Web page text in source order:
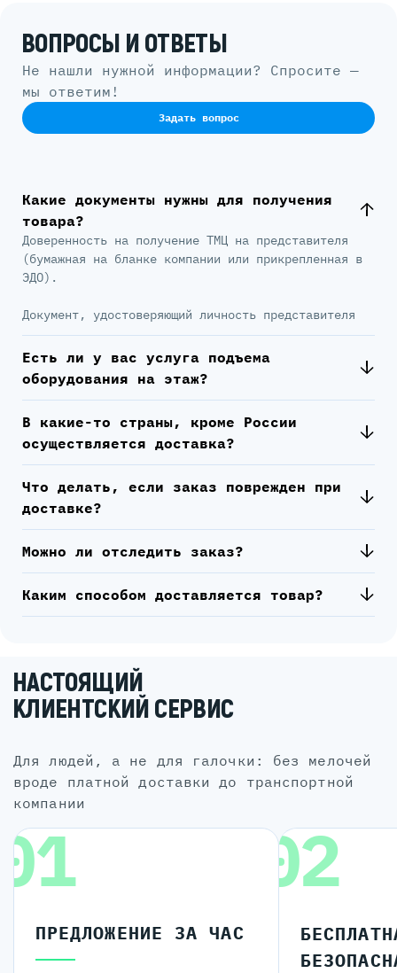
ВОПРОСЫ И ОТВЕТЫ
Не нашли нужной информации? Спросите —
мы ответим!
Задать вопрос
Какие документы нужны для получения
товара?
Доверенность на получение ТМЦ на представителя
(бумажная на бланке компании или прикрепленная в
ЭДО).
Документ, удостоверяющий личность представителя
Есть ли у вас услуга подъема
оборудования на этаж?
В какие-то страны, кроме России
осуществляется доставка?
Что делать, если заказ поврежден при
доставке?
Можно ли отследить заказ?
Каким способом доставляется товар?
НАСТОЯЩИЙ
КЛИЕНТСКИЙ СЕРВИС
для людей, а не для галочки: без мелочей
вроде платной доставки до транспортной
компании
ПРЕДЛОЖЕНИЕ ЗА ЧАС
02